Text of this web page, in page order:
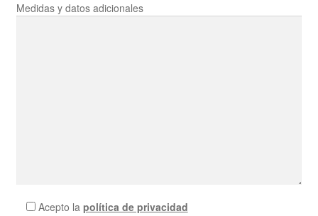
Medidas y datos adicionales
Acepto la política de privacidad